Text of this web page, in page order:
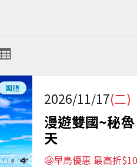
團體
2026/11/17(二)
漫遊雙國~秘
天
🤩早鳥優惠 最高折